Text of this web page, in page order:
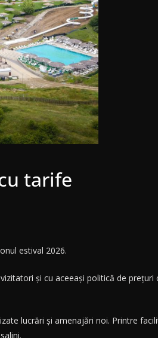
tarife
estival 2026.
și cu aceeași politică de prețuri
lucrări și amenajări noi. Printre